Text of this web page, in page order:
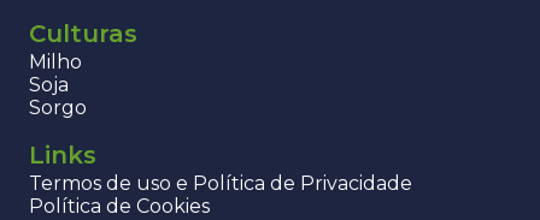
Culturas
Milho
Soja
Sorgo
Links
Termos de uso e Política de Privacidade
Política de Cookies